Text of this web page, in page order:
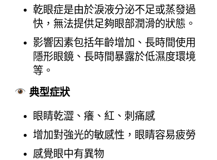
乾眼症是由於淚液分泌不足或蒸發過
快，無法提供足夠眼部潤滑的狀態。
影響因素包括年齡增加、長時間使用
隱形眼鏡、長時間暴露於低濕度環境
等。
典型症狀
眼睛乾澀、癢、紅、刺痛感
增加對強光的敏感性，眼睛容易疲勞
感覺眼中有異物